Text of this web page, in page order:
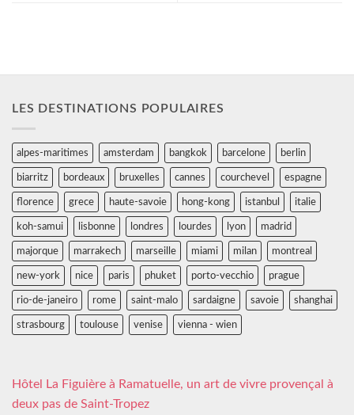
LES DESTINATIONS POPULAIRES
alpes-maritimes amsterdam bangkok barcelone berlin
biarritz bordeaux bruxelles cannes courchevel espagne
florence grece haute-savoie hong-kong istanbul italie
koh-samui lisbonne londres lourdes lyon madrid
majorque marrakech marseille miami milan montreal
new-york nice paris phuket porto-vecchio prague
rio-de-janeiro rome saint-malo sardaigne savoie shanghai
strasbourg toulouse venise vienna - wien
Hôtel La Figuière à Ramatuelle, un art de vivre provençal à
deux pas de Saint-Tropez